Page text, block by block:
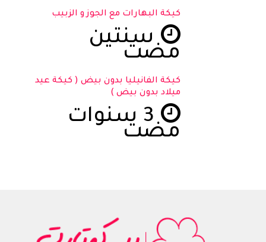
كيكة البهارات مع الجوز و الزبيب
سنتين
مضت
كيكة الفانيليا بدون بيض ( كيكة عيد
ميلاد بدون بيض )
3 سنوات
مضت